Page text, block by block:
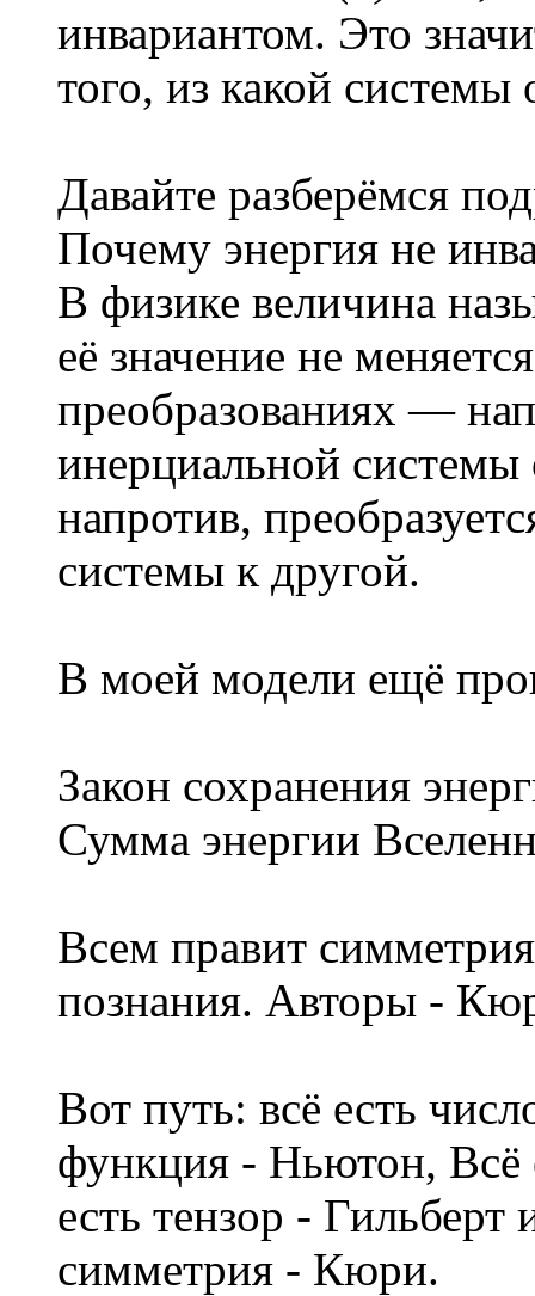
инвариантом. Это
того, из какой
Давайте разберёмся
Почему энергия не
В физике величина
её значение не
преобразованиях —
инерциальной системы
напротив,
системы к другой.
В моей модели ещё
Закон сохранения
Сумма энергии
Всем правит
познания. Авторы -
Вот путь: всё есть
функция - Ньютон, Всё
есть тензор -
симметрия - Кюри.